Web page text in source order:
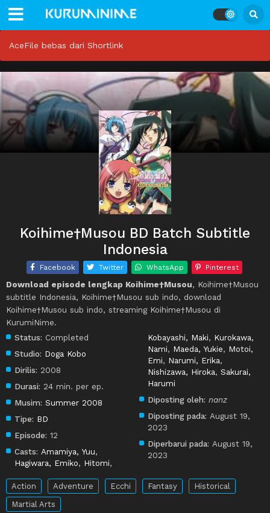
AceFile bebas dari Shortlink
Koihime†Musou BD Batch Subtitle
Indonesia
Facebook Twitter WhatsApp Pinterest
Download episode lengkap Koihime†Musou, Koihime†Musou
subtitle Indonesia, Koihime†Musou sub indo, download
Koihime†Musou sub indo, streaming Koihime†Musou di
KurumiNime.
Status: Completed
Studio: Doga Kobo
Dirilis: 2008
Durasi: 24 min. per ep.
Musim: Summer 2008
Tipe: BD
Episode: 12
Casts: Amamiya, Yuu,
Hagiwara, Emiko, Hitomi,
Kobayashi, Maki, Kurokawa,
Nami, Maeda, Yukie, Motoi,
Emi, Narumi, Erika,
Nishizawa, Hiroka,Sakurai,
Harumi
Diposting oleh: nanz
Diposting pada: August 19,
2023
Diperbarui pada: August 19,
2023
Action Adventure Ecchi Fantasy
Historical
Martial Arts